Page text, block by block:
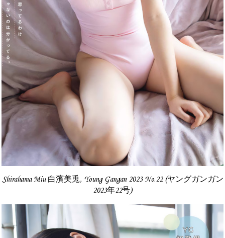
Shirahama Miu 白濱美兎, Young Gangan 2023 No.22 (ヤングガンガン
2023年22号)